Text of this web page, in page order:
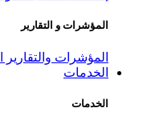
المؤشرات و التقارير
المؤشرات والتقارير
الخدمات
الخدمات